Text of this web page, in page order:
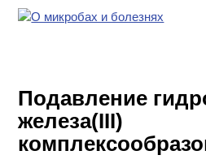
ХИМИЧЕСКАЯ
ПОСУДА
Подавление
железа(III)